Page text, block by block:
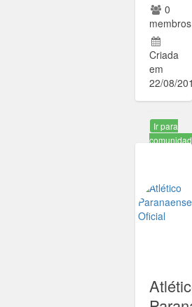
0
membros
Criada
em
22/08/
Ir para